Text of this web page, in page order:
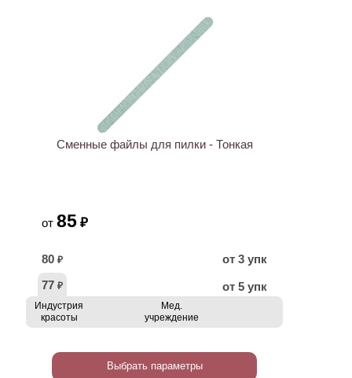
Сменные файлы для пилки - Тонкая
от 85 ₽
80 ₽
от 3 упк
77 ₽ от 5 упк
Индустрия
красоты
Мед.
учреждение
Выбрать параметры